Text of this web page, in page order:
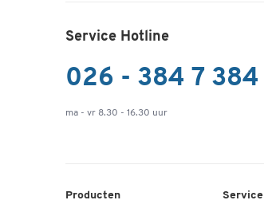
Service Hotline
026 - 384 7 384
ma - vr 8.30 - 16.30 uur
Producten Service